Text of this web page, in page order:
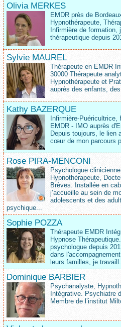
Olivia MERKES
EMDR près de
Hypnothérapeute,
Infirmière de formation,
thérapeutique depuis
Sylvie MAUREL
Thérapeute en EMDR
30000 Thérapeute
Hypnothérapeute et
auprès des enfants,
Kathy BAZERQUE
Infirmière-
EMDR - IMO auprès
Depuis toujours, le lien
cœur de mon parcours
Rose PIRA-MENCONI
Psychologue
Hypnothérapeute,
Brèves. Installée en
j’accueille au sein de
adolescents et des
psychique...
Sophie POZZA
Thérapeute EMDR
Hypnose
psychologue depuis
dans
leurs familles, je
Dominique BARBIER
Psychanalyste,
Intégrative. Psychiatre
Membre de l’institut